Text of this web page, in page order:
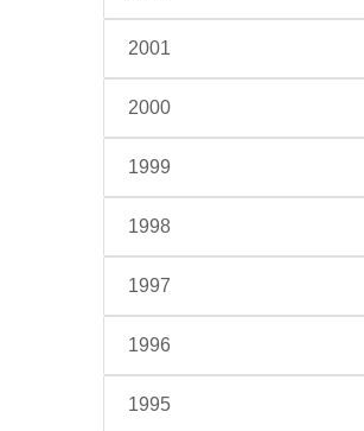
2001
2000
1999
1998
1997
1996
1995